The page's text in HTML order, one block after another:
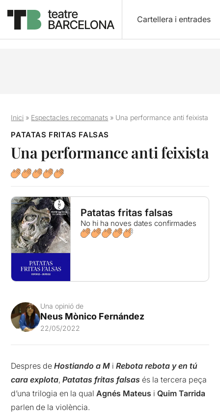
Cartellera i entrades
Inici » Espectacles recomanats » Una performance anti feixista
PATATAS FRITAS FALSAS
Una performance anti feixista
Patatas fritas falsas
No hi ha noves dates confirmades
Una opinió de
Neus Mònico Fernández
22/05/2022
Despres deHostiando a M iRebota rebota y en tú
cara explota,Patatas fritas falsasés la tercera peça
d’una trilogia en la qualAgnés Mateus iQuim Tarrida
parlen de la violència.